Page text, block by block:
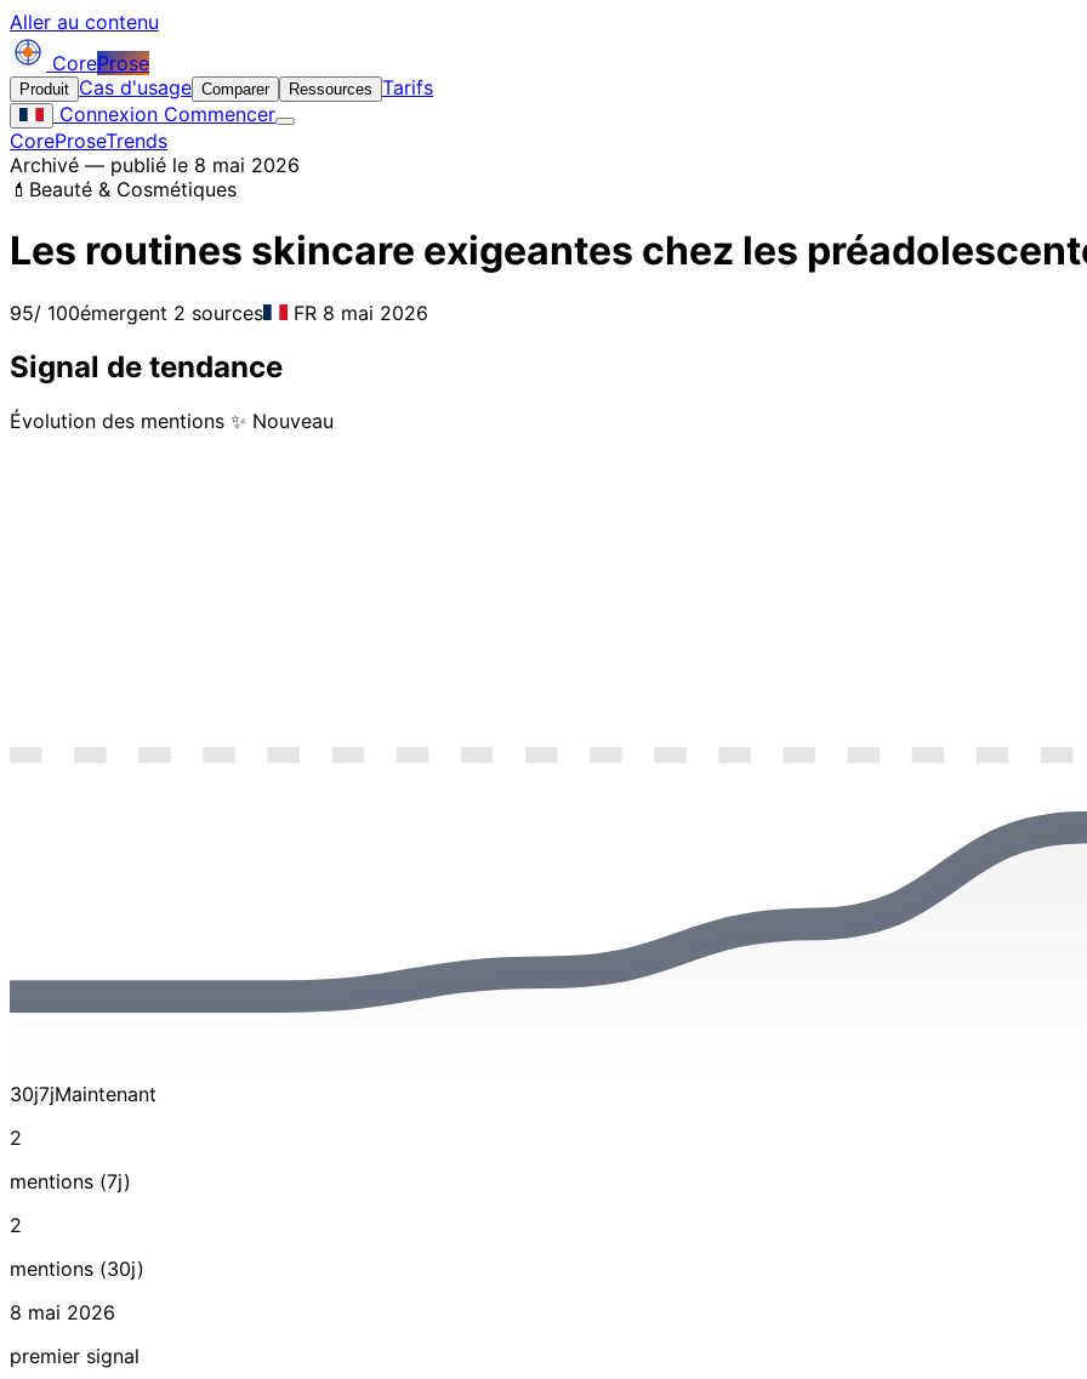
Aller au contenu
CoreProse
Produit Cas d'usage Comparer Ressources Tarifs
Connexion Commencer
CoreProseTrends
Archivé — publié le 8 mai 2026
💄 Beauté & Cosmétiques
Les routines skincare exigeantes chez les
95/ 100émergent 2 sources FR 8 mai 2026
Signal de tendance
Évolution des mentions ✨ Nouveau
30j7jMaintenant
2
mentions (7j)
2
mentions (30j)
8 mai 2026
premier signal